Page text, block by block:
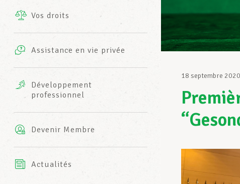
INFO-CENTER
Vos droits
Assistance en vie privée
complémentaires
AXA
Développement
professionnel
Devenir Membre
Actualités
18 septembre 2020